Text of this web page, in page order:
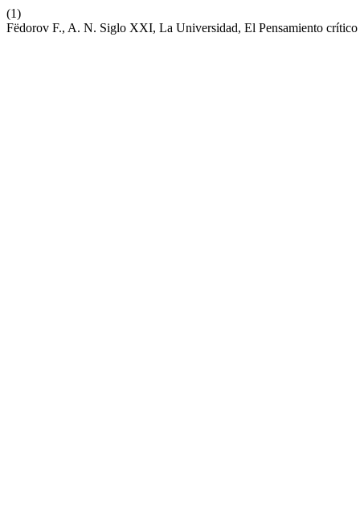
(1)
Fëdorov F., A. N. Siglo XXI, La Universidad, El Pensamiento